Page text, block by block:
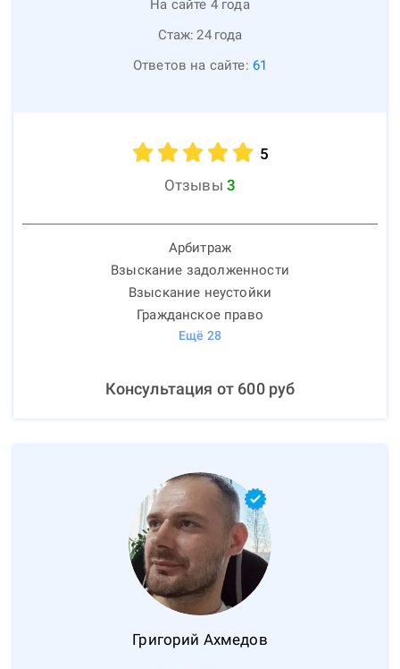
На сайте 4 года
Стаж: 24 года
Ответов на сайте: 61
5
Отзывы 3
Арбитраж
Взыскание задолженности
Взыскание неустойки
Гражданское право
Ещё 28
Консультация от 600руб
Григорий Ахмедов